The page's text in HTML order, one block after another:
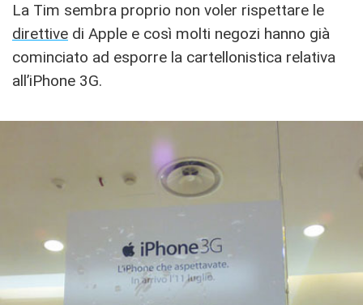
La Tim sembra proprio non voler rispettare le
direttive di Apple e così molti negozi hanno già
cominciato ad esporre la cartellonistica relativa
all’iPhone 3G.